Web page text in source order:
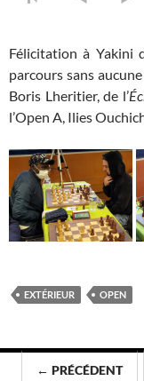
Félicitation à
parcours sans
Boris Lheritier, de l’
l’Open A, Ilies
EXTÉRIEUR OPEN
Navigation
← PRÉCÉDENT